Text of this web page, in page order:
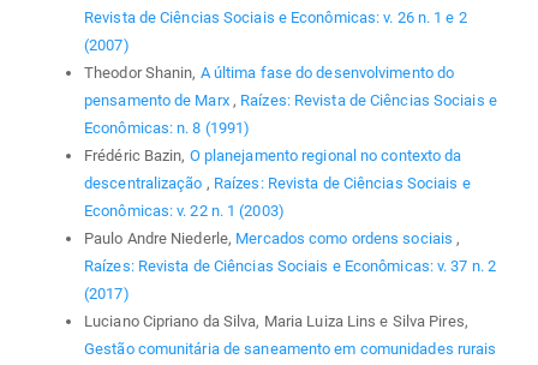
Revista de Ciências Sociais e Econômicas: v. 26 n. 1 e 2
(2007)
Theodor Shanin, A última fase do desenvolvimento do
pensamento de Marx , Raízes: Revista de Ciências Sociais e
Econômicas: n. 8 (1991)
Frédéric Bazin, O planejamento regional no contexto da
descentralização , Raízes: Revista de Ciências Sociais e
Econômicas: v. 22 n. 1 (2003)
Paulo Andre Niederle, Mercados como ordens sociais ,
Raízes: Revista de Ciências Sociais e Econômicas: v. 37 n. 2
(2017)
Luciano Cipriano da Silva, Maria Luiza Lins e Silva Pires,
Gestão comunitária de saneamento em comunidades rurais